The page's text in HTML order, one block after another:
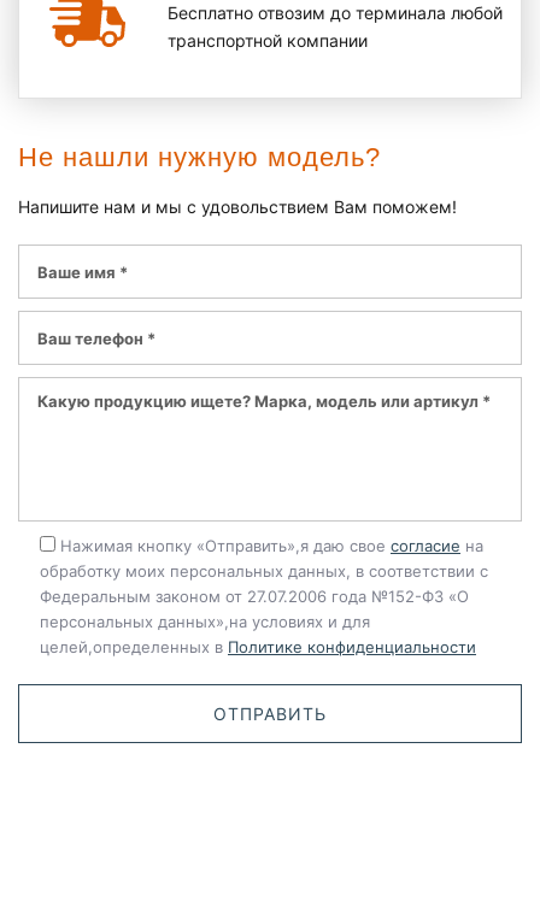
Бесплатно отвозим до терминала любой
транспортной компании
Не нашли нужную модель?
Напишите нам и мы с удовольствием Вам поможем!
Нажимая кнопку «Отправить»,я даю свое согласие на
обработку моих персональных данных, в соответствии с
Федеральным законом от 27.07.2006 года №152-ФЗ «О
персональных данных»,на условиях и для
целей,определенных в Политике конфиденциальности